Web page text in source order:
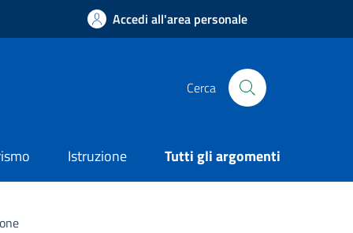
Accedi all'area personale
Cerca
Istruzione Tutti gli argomenti